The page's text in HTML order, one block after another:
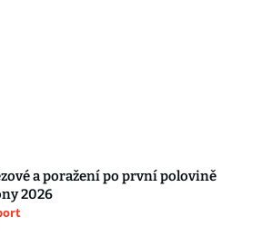
a poražení po první polovině
2026